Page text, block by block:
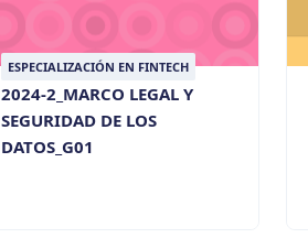
ESPECIALIZACIÓN EN FINTECH
2024-2_MARCO LEGAL Y
SEGURIDAD DE LOS
DATOS_G01